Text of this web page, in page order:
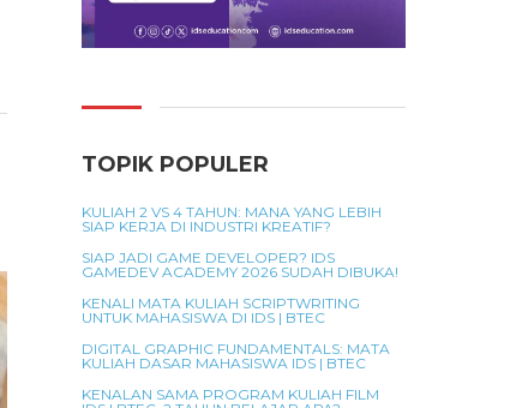
TOPIK POPULER
KULIAH 2 VS 4 TAHUN: MANA YANG LEBIH
SIAP KERJA DI INDUSTRI KREATIF?
SIAP JADI GAME DEVELOPER? IDS
GAMEDEV ACADEMY 2026 SUDAH DIBUKA!
KENALI MATA KULIAH SCRIPTWRITING
UNTUK MAHASISWA DI IDS | BTEC
DIGITAL GRAPHIC FUNDAMENTALS: MATA
KULIAH DASAR MAHASISWA IDS | BTEC
KENALAN SAMA PROGRAM KULIAH FILM